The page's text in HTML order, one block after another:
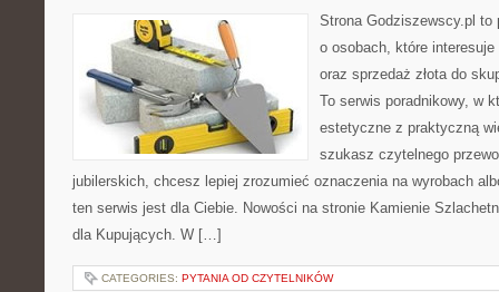
Strona Godziszewscy.pl to
o osobach, które
oraz sprzedaż złota do
To serwis poradnikowy, w
estetyczne z praktyczną
szukasz czytelnego
jubilerskich, chcesz lepiej zrozumieć oznaczenia na wyrobach
ten serwis jest dla Ciebie. Nowości na stronie Kamienie
dla Kupujących. W […]
CATEGORIES: PYTANIA OD CZYTELNIKÓW